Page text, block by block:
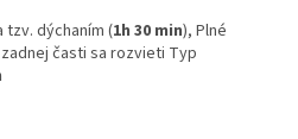
tzv. dýchaním (1h 30 min), Plné
časti sa rozvieti Typ